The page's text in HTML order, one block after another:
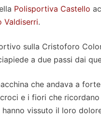
Polisportiva Castello
Valdiserri.
sulla Cristoforo
a due passi dai
che andava a
e i fiori che
vissuto il loro